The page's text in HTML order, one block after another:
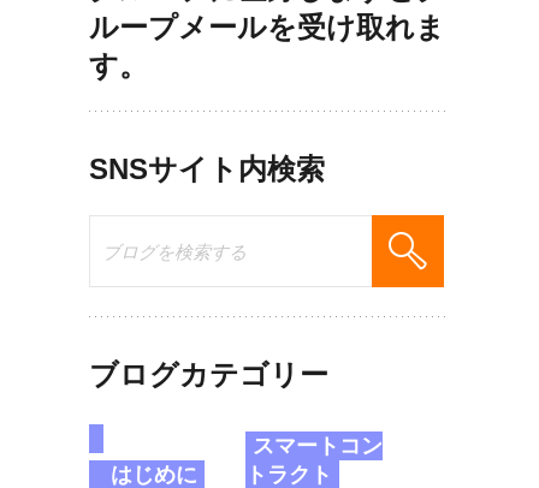
ループメールを受け取れま
す。
SNSサイト内検索
ブログカテゴリー
はじめに
スマートコン
トラクト